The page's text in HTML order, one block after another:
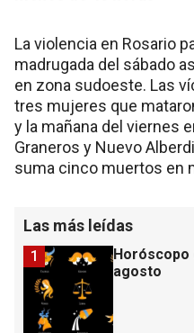
La violencia en Rosario
madrugada del sábado
en zona sudoeste. Las
tres mujeres que
y la mañana del viernes
Graneros y Nuevo
suma cinco muertos en
Las más leídas
Horóscopo
agosto
1